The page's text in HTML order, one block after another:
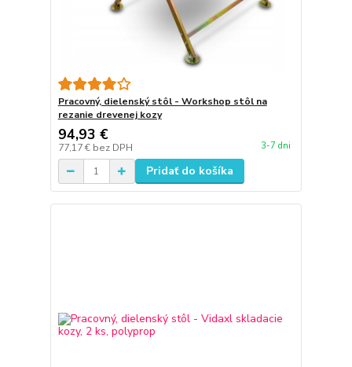
Pracovný, dielenský stôl - Workshop stôl na
rezanie drevenej kozy
94,93 €
77,17 € bez DPH 3-7 dni
Pridať do košíka